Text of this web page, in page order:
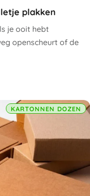
plakken
je ooit hebt
openscheurt of de
KARTONNEN DOZEN